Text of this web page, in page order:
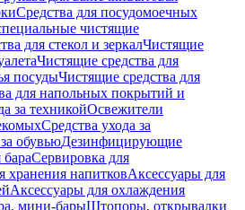
Средства для посудомоечных
чистящие
для стекол и зеркалЧистящие
Чистящие средства для
посудыЧистящие средства для
для напольных покрытий и
за техникойОсвежители
Средства ухода за
обувьюДезинфицирующие
Сервировка для
хранения напитковАксессуары для
Аксессуары для охлаждения
мини-барыШтопоры, открывалки